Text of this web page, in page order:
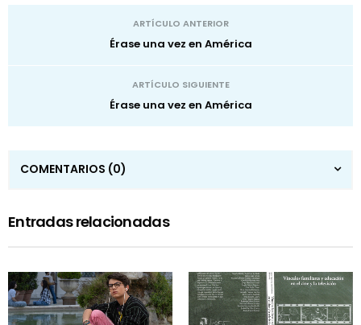
ARTÍCULO ANTERIOR
Érase una vez en América
ARTÍCULO SIGUIENTE
Érase una vez en América
COMENTARIOS (0)
Entradas relacionadas